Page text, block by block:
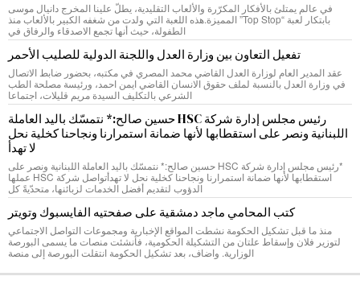
في عالم يمتلئ بالأفكار المكرّرة والألعاب التقليدية، يطلّ علينا المخرج دانيال موسى
بابتكار لعبة “Top Stop” المميزة.هذه اللعبة التي ولدت من شغفه الكبير بالألعاب منذ
الطفولة، حيث أنها تجمع الاصدقاء والرفاق في
تفعيل التعاون بين وزارة العدل واللجنة الدولية للصليب الأحمر
عقد المدير العام لوزارة العدل القاضي محمد المصري في مكتبه، بحضور ضابط الاتصال
في وزارة العدل بالنسبة لملف حقوق الانسان القاضي ايمن احمد، ورئيسة مصلحة الطب
الشرعي بالتكليف السيدة مريم قليلات، اجتماعا
رئيس مجلس إدارة شركة HSC حسين صالح:* نتمسّك باليد العاملة
اللبنانية ونصر على استقطابها لأنها ضمانة استمرارنا ونجاحنا كخلية نحل
لا تهدأ
*رئيس مجلس إدارة شركة HSC حسين صالح:* نتمسّك باليد العاملة اللبنانية ونصر على
استقطابها لأنها ضمانة استمرارنا ونجاحنا كخلية نحل لا تهدأتواصل شركة HSC عملها
الدؤوب لتقديم أفضل الخدمات لزبائنها، متحدّيةً كل
كتب المحامي ماجد دمشقية على صفحتيه الفايسبوك وتويتر
منذ ما قبل تشكيل الحكومة نشطت المواقع الإخبارية ومجموعات التواصل الاجتماعي
لتوزير فلان وإسقاط علتان من التشكيلة الحكومية، فأنشئت منصات ما يسمى البورصة
الوزارية. واضاف، بعد تشكيل الحكومة انتقلت البورصة إلى منصة